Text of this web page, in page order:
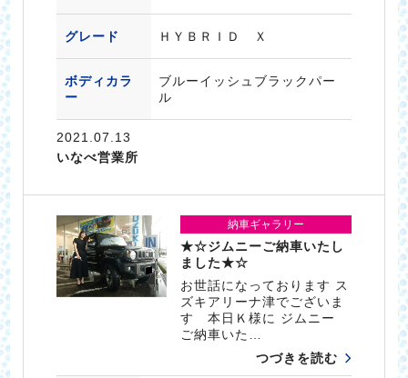
グレード ＨＹＢＲＩＤ Ｘ
ボディカラ
ー
ブルーイッシュブラックパー
ル
2021.07.13
いなべ営業所
納車ギャラリー
★☆ジムニーご納車いたし
ました★☆
お世話になっております ス
ズキアリーナ津でございま
す 本日Ｋ様に ジムニー
ご納車いた…
つづきを読む